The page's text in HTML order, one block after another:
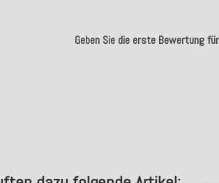
Geben Sie die erste Bewertung